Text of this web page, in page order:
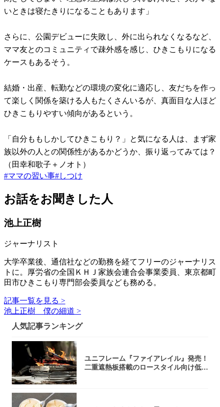
いときは寝たきりになることもあります」
さらに、公園デビューに失敗し、外に出られなくなるなど、
ママ友とのコミュニティで疎外感を感じ、ひきこもりになる
ケースもあるそう。
結婚・出産、転勤などの環境の変化に適応し、友だちを作っ
て楽しく関係を築ける人もたくさんいるが、真面目な人ほど
ひきこもりやすい傾向があるという。
「自分ももしかしてひきこもり？」と気になる人は、まず家
族以外の人との関係性があるかどうか、振り返ってみては？
（田幸和歌子＋ノオト）
#ママの習い事#しつけ
お話をお聞きした人
池上正樹
ジャーナリスト
大学卒業後、通信社などの勤務を経てフリーのジャーナリス
トに。厚労省の全国ＫＨＪ家族会連合会事業委員、東京都町
田市ひきこもり専門部会委員なども務める。
記事一覧を見る >
池上正樹 僕の細道 >
人気記事ランキング
ユニフレーム『ファイアレイル』発売！
二重遮熱板搭載のロースタイル向け低型